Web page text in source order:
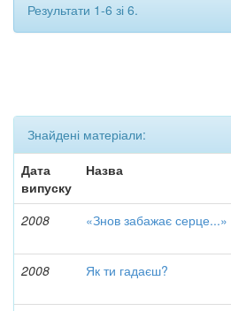
Результати 1-6 зі 6.
Знайдені матеріали:
Дата
випуску
Назва
2008 «Знов забажає серце...»
2008
Як ти гадаєш?